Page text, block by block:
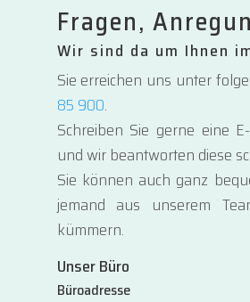
Fragen,
Wir sind da um Ihnen
Sie erreichen uns unter
85 900.
Schreiben Sie gerne eine
und wir beantworten diese
Sie können auch ganz
jemand aus unserem
kümmern.
Unser Büro
Büroadresse